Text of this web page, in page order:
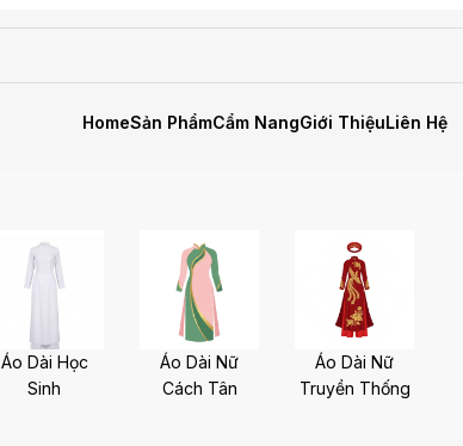
HomeSản PhẩmCẩm NangGiới ThiệuLiên Hệ
Áo Dài Học
Sinh
Áo Dài Nữ
Cách Tân
Áo Dài Nữ
Truyền Thống